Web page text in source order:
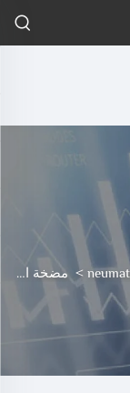
> مضخة المستودع